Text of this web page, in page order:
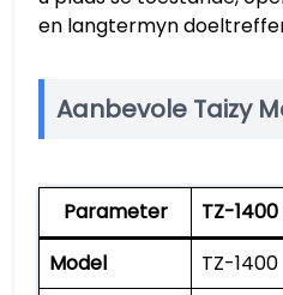
en langtermyn
Aanbevole Taizy
Parameter TZ-
Model
TZ-1400